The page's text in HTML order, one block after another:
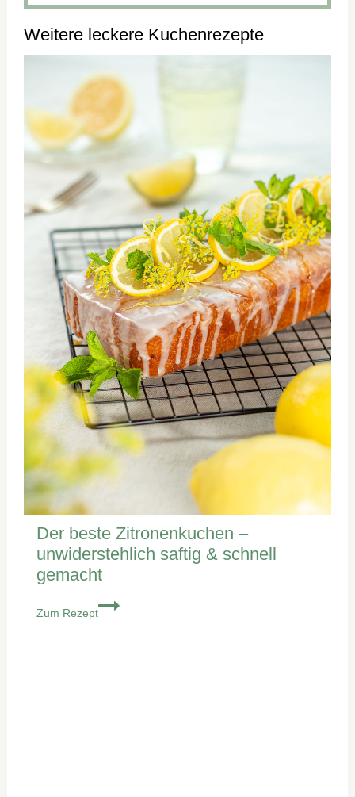
Weitere leckere Kuchenrezepte
Der beste Zitronenkuchen –
unwiderstehlich saftig & schnell
gemacht
Zum Rezept
Der